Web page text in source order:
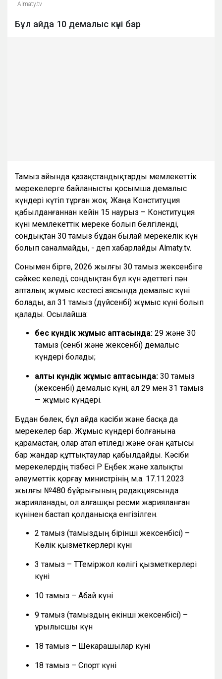
Almaty.tv
Бұл айда 10 демалыс күні бар
Тамыз айында қазақстандықтарды мемлекеттік
мерекелерге байланысты қосымша демалыс
күндері күтіп тұрған жоқ. Жаңа Конституция
қабылданғаннан кейін 15 наурыз – Конституция
күні мемлекеттік мереке болып белгіленді,
сондықтан 30 тамыз бұдан былай мерекелік күн
болып саналмайды, - деп хабарлайды Almaty.tv.
Сонымен бірге, 2026 жылғы 30 тамыз жексенбіге
сәйкес келеді, сондықтан бұл күн әдеттегі пән
апталық жұмыс кестесі аясында демалыс күні
болады, ал 31 тамыз (дүйсенбі) жұмыс күні болып
қалады. Осылайша:
бес күндік жұмыс аптасында: 29 және 30
тамыз (сенбі және жексенбі) демалыс
күндері болады;
алты күндік жұмыс аптасында: 30 тамыз
(жексенбі) демалыс күні, ал 29 мен 31 тамыз
— жұмыс күндері.
Бұдан бөлек, бұл айда кәсіби және басқа да
мерекелер бар. Жұмыс күндері болғанына
қарамастан, олар атап өтіледі және оған қатысы
бар жандар құттықтаулар қабылдайды. Кәсіби
мерекелердің тізбесі ҚР Еңбек және халықты
әлеуметтік қорғау министрінің м.а. 17.11.2023
жылғы №480 бұйрығының редакциясында
жарияланады, ол алғашқы ресми жарияланған
күнінен бастап қолданысқа енгізілген.
2 тамыз (тамыздың бірінші жексенбісі) –
Көлік қызметкерлері күні
3 тамыз – ТТеміржол көлігі қызметкерлері
күні
10 тамыз – Абай күні
9 тамыз (тамыздың екінші жексенбісі) –
Құрылысшы күн
18 тамыз – Шекарашылар күні
18 тамыз – Спорт күні